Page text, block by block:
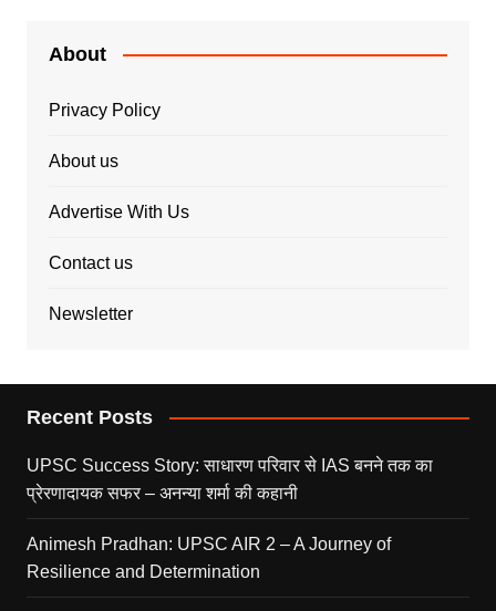
About
Privacy Policy
About us
Advertise With Us
Contact us
Newsletter
Recent Posts
UPSC Success Story: साधारण परिवार से IAS बनने तक का
प्रेरणादायक सफर – अनन्या शर्मा की कहानी
Animesh Pradhan: UPSC AIR 2 – A Journey of
Resilience and Determination